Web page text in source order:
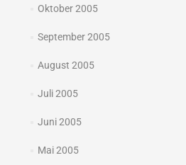
Oktober 2005
September 2005
August 2005
Juli 2005
Juni 2005
Mai 2005